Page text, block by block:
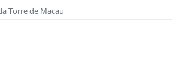
Torre de Macau